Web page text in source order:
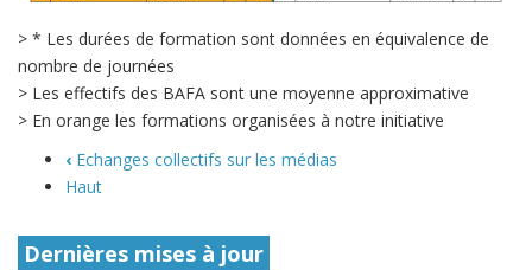
> * Les durées de formation sont données en équivalence de
nombre de journées
> Les effectifs des BAFA sont une moyenne approximative
> En orange les formations organisées à notre initiative
‹ Echanges collectifs sur les médias
Haut
Dernières mises à jour